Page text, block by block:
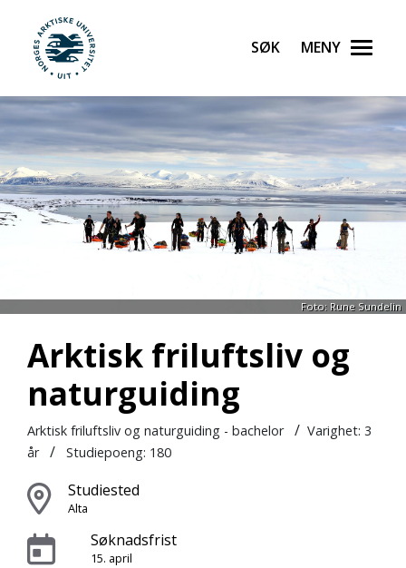
Gå til hovedinnhold
UiT Norges arktiske universitet
Søk Meny
Foto: Rune Sundelin
Arktisk friluftsliv og
naturguiding
Arktisk friluftsliv og naturguiding - bachelor / Varighet: 3
år / Studiepoeng: 180
Studiested
Alta
Søknadsfrist
15. april